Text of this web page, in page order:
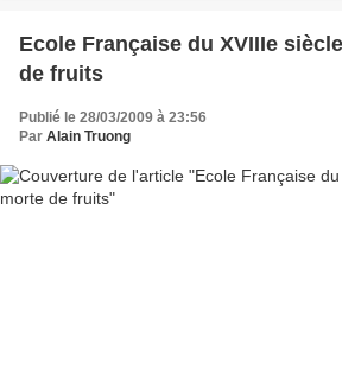
Ecole Française du XVIIIe
de fruits
Publié le 28/03/2009 à 23:56
Par Alain Truong